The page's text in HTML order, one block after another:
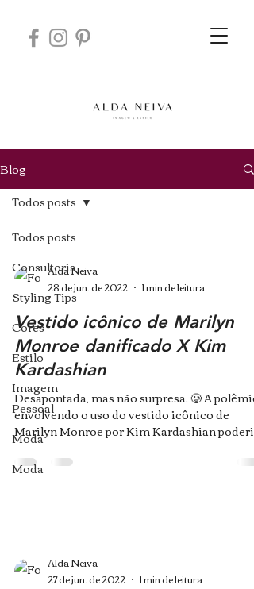
Blog
Todos posts
Consultoria
Styling Tips
Cores
Estilo
Imagem
Pessoal
Moda
Moda
Todos posts
Alda Neiva
28 de jun. de 2022
1 min de leitura
Vestido icônico de Marilyn
Monroe danificado X Kim
Kardashian
Desapontada, mas não surpresa. 🥲 A polêmica
envolvendo o uso do vestido icônico de
Marilyn Monroe por Kim Kardashian poderia
ter parado...
Alda Neiva
27 de jun. de 2022
1 min de leitura